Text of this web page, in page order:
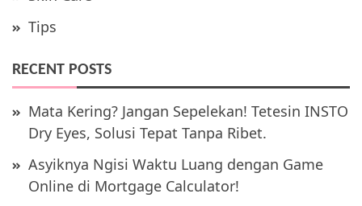
Tips
RECENT POSTS
Mata Kering? Jangan Sepelekan! Tetesin INSTO
Dry Eyes, Solusi Tepat Tanpa Ribet.
Asyiknya Ngisi Waktu Luang dengan Game
Online di Mortgage Calculator!